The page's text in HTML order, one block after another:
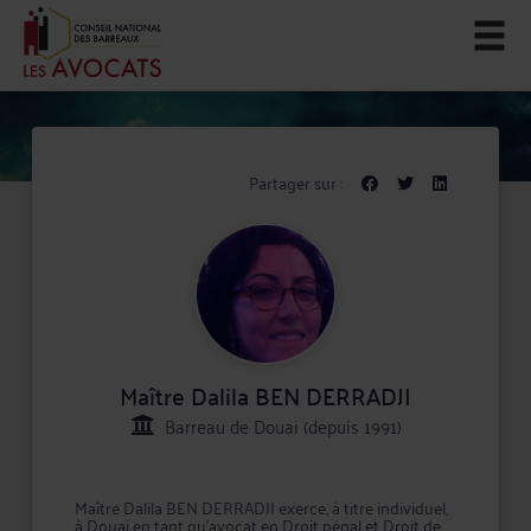
Partager sur :
Maître Dalila BEN DERRADJI
Barreau de Douai (depuis 1991)
Maître Dalila BEN DERRADJI exerce, à titre individuel,
à Douai en tant qu'avocat en Droit pénal et Droit de